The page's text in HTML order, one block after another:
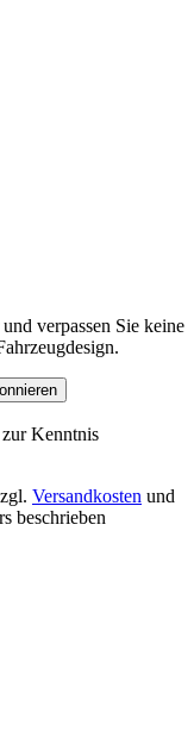
verpassen Sie keine
zur Kenntnis
Versandkosten und
beschrieben